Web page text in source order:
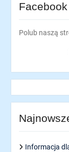
Facebook
Polub naszą
Informacja